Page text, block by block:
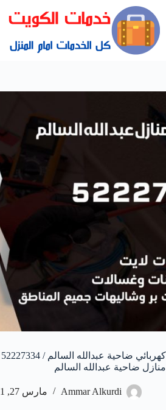
منازل ضاحية عبدالله السالم
Ammar Alkurdi مارس 27, 2021